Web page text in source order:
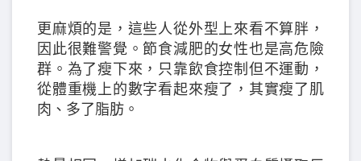
更麻煩的是，這些人從外型上來看不算胖，
因此很難警覺。節食減肥的女性也是高危險
群。為了瘦下來，只靠飲食控制但不運動，
從體重機上的數字看起來瘦了，其實瘦了肌
肉、多了脂肪。